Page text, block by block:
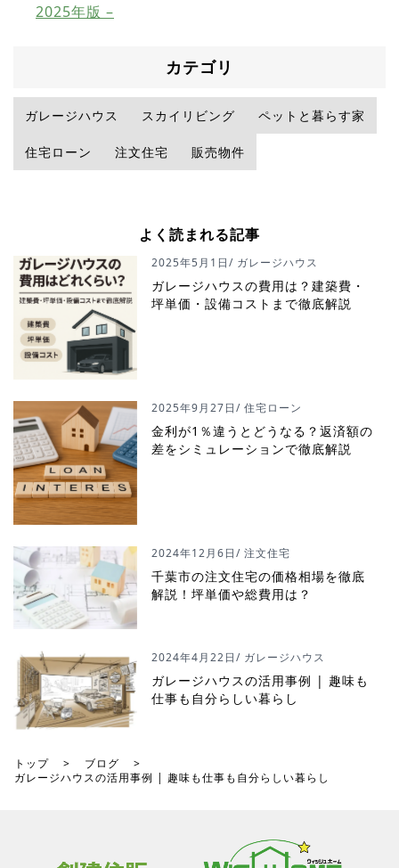
カテゴリ
ガレージハウス スカイリビング ペットと暮らす家
住宅ローン 注文住宅 販売物件
2025年版 –
よく読まれる記事
2025年5月1日/ ガレージハウス
ガレージハウスの費用は？建築費・
坪単価・設備コストまで徹底解説
2025年9月27日/ 住宅ローン
金利が1％違うとどうなる？返済額の
差をシミュレーションで徹底解説
2024年12月6日/ 注文住宅
千葉市の注文住宅の価格相場を徹底
解説！坪単価や総費用は？
2024年4月22日/ ガレージハウス
ガレージハウスの活用事例 | 趣味も
仕事も自分らしい暮らし
トップ > ブログ
>
ガレージハウスの活用事例 | 趣味も仕事も自分らしい暮らし